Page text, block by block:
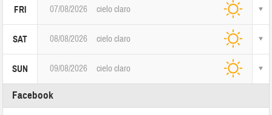
FRI 07/08/2026 cielo claro
SAT 08/08/2026 cielo claro
SUN 09/08/2026 cielo claro
Facebook